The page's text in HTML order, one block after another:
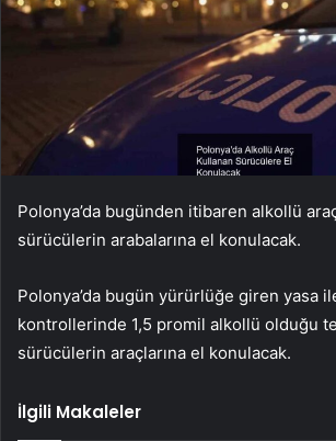
Polonya’da bugünden itibaren alkollü
sürücülerin arabalarına el konulacak.
Polonya’da bugün yürürlüğe giren yasa
kontrollerinde 1,5 promil alkollü olduğu
sürücülerin araçlarına el konulacak.
İlgili Makaleler